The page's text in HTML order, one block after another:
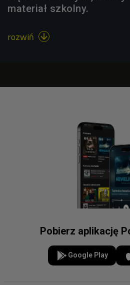
materiał szkolny.
rozwiń 
Pobierz aplikację
Google Play